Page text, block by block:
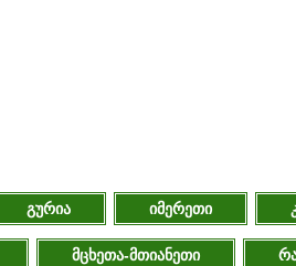
გურია იმერეთი
მცხეთა-მთიანეთი